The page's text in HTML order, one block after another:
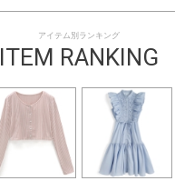
アイテム別ランキング
ITEM RANKING